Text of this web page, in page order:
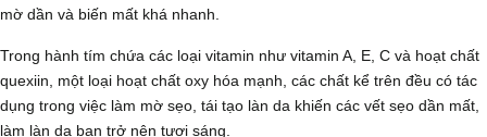
mờ dần và biến mất khá nhanh.
Trong hành tím chứa các loại vitamin như vitamin A, E, C và hoạt chất
quexiin, một loại hoạt chất oxy hóa mạnh, các chất kể trên đều có tác
dụng trong việc làm mờ sẹo, tái tạo làn da khiến các vết sẹo dần mất,
làm làn da bạn trở nên tươi sáng.